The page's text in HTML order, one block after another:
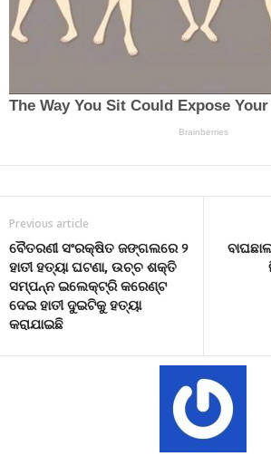
Previous article
ବୈତରଣୀ ସଂରକ୍ଷିତ ଜଙ୍ଗଲରେ ୨
ହାତୀ ହତ୍ୟା ଘଟଣା, ଉଚ୍ଚ ଶକ୍ତି
ସମ୍ପନ୍ନ ଇଲେକ୍ଟ୍ରି କରେଣ୍ଟ
ଦେଇ ହାତୀ ଦୁଇଟିକୁ ହତ୍ୟା
କରାଯାଇଛି